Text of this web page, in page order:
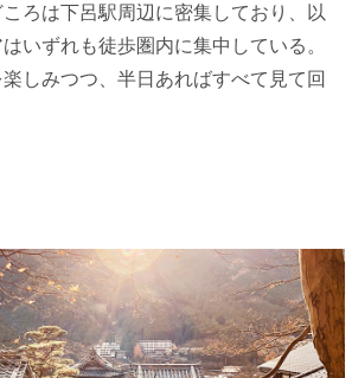
ろは下呂駅周辺に密集しており、以
いずれも徒歩圏内に集中している。
しみつつ、半日あればすべて見て回